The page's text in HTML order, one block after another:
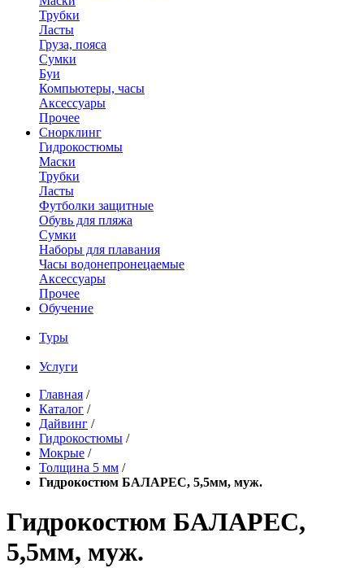
Трубки
Ласты
Груза, пояса
Сумки
Буи
Компьютеры, часы
Аксессуары
Прочее
Снорклинг
Гидрокостюмы
Маски
Трубки
Ласты
Футболки защитные
Обувь для пляжа
Сумки
Наборы для плавания
Часы водонепронецаемые
Аксессуары
Прочее
Обучение
Туры
Услуги
Главная /
Каталог /
Дайвинг /
Гидрокостюмы /
Мокрые /
Толщина 5 мм /
Гидрокостюм БАЛАРЕС, 5,5мм, муж.
Гидрокостюм БАЛАРЕС,
5,5мм, муж.